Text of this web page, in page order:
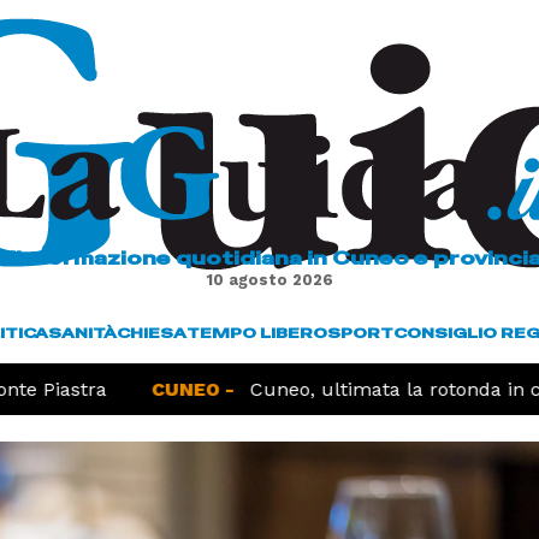
L'informazione quotidiana in Cuneo e
10 agosto 2026
SANITÀCHIESATEMPO LIBEROSPORTCONSIGLIO
Piastra CUNEO - Cuneo, ultimata la rotonda in